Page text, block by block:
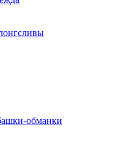
обманки